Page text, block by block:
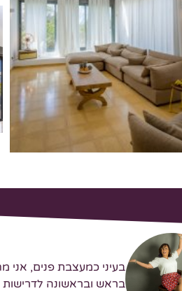
בעיני כמעצבת פנים, אני
בראש ובראשונה לדרישות